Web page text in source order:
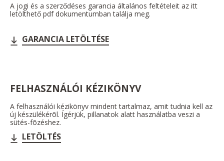
A jogi és a szerződéses garancia általános feltételeit az itt
letölthető pdf dokumentumban találja meg.
GARANCIA LETÖLTÉSE
FELHASZNÁLÓI KÉZIKÖNYV
A felhasználói kézikönyv mindent tartalmaz, amit tudnia kell az
új készülékérõl. Ígérjük, pillanatok alatt használatba veszi a
sütés-fõzéshez.
LETÖLTÉS